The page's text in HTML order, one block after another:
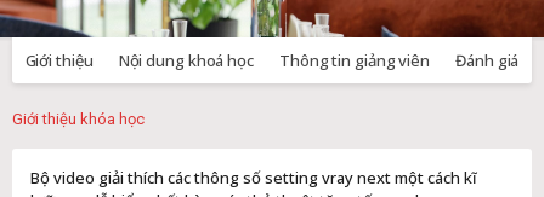
Giới thiệu Nội dung khoá học Thông tin giảng viên Đánh giá
Giới thiệu khóa học
Bộ video giải thích các thông số setting vray next một cách kĩ